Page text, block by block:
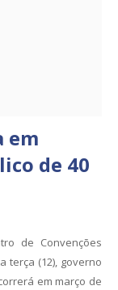
em
de 40
de Convenções
terça (12), governo
em março de